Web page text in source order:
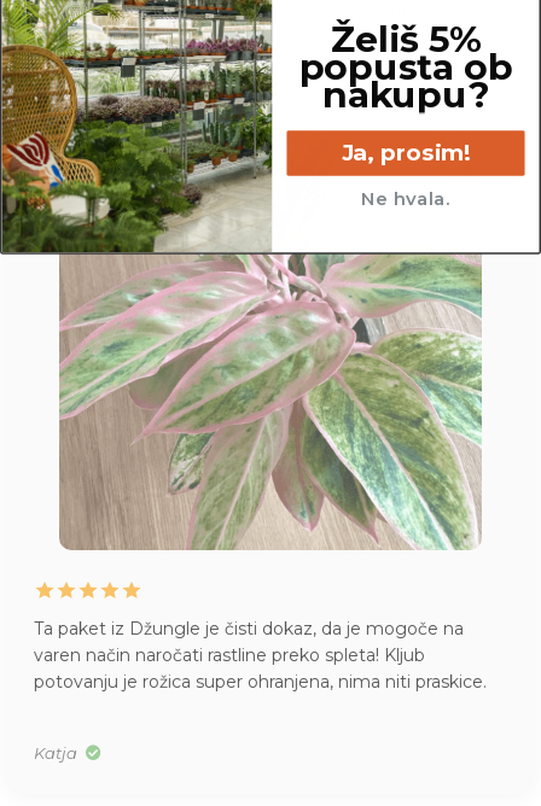
Večkratna uporaba – polnilo za merilec
vlažnosti je uporabno od 6 do 9 mesecev, nato
ga preprosto zamenjate.
Ta paket iz Džungle je čisti dokaz, da je mogoče na
varen način naročati rastline preko spleta! Kljub
potovanju je rožica super ohranjena, nima niti praskice.
Katja
Želiš 5%
popusta ob
nakupu?
Ja, prosim!
Ne hvala.